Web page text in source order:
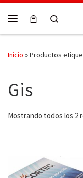
Skip to content
Inicio »Productos
Gis
Mostrando todos los 2